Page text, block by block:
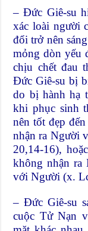
– Đức Giê-su
xác loài người
đổi trở nên
mỏng dòn yếu
chịu chết đau
Đức Giê-su bị
do bị hành hạ
khi phục sinh
nên tốt đẹp
nhận ra Người
20,14-16),
không nhận ra
với Người (x.
– Đức Giê-su
cuộc Tử Nạn